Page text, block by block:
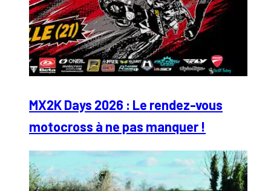
MX2K Days 2026 : Le rendez-vous
motocross à ne pas manquer !